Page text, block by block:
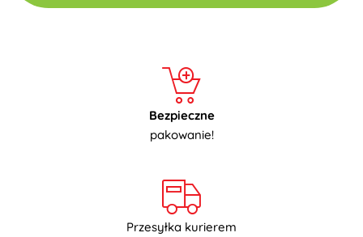
Bezpieczne
pakowanie!
Przesyłka kurierem